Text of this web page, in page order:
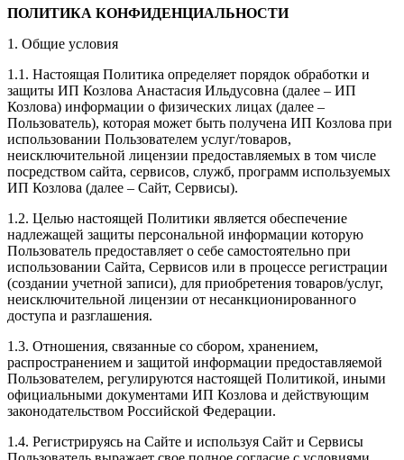
ПОЛИТИКА КОНФИДЕНЦИАЛЬНОСТИ
1. Общие условия
1.1. Настоящая Политика определяет порядок обработки и
защиты ИП Козлова Анастасия Ильдусовна (далее – ИП
Козлова) информации о физических лицах (далее –
Пользователь), которая может быть получена ИП Козлова при
использовании Пользователем услуг/товаров,
неисключительной лицензии предоставляемых в том числе
посредством сайта, сервисов, служб, программ используемых
ИП Козлова (далее – Сайт, Сервисы).
1.2. Целью настоящей Политики является обеспечение
надлежащей защиты персональной информации которую
Пользователь предоставляет о себе самостоятельно при
использовании Сайта, Сервисов или в процессе регистрации
(создании учетной записи), для приобретения товаров/услуг,
неисключительной лицензии от несанкционированного
доступа и разглашения.
1.3. Отношения, связанные со сбором, хранением,
распространением и защитой информации предоставляемой
Пользователем, регулируются настоящей Политикой, иными
официальными документами ИП Козловa и действующим
законодательством Российской Федерации.
1.4. Регистрируясь на Сайте и используя Сайт и Сервисы